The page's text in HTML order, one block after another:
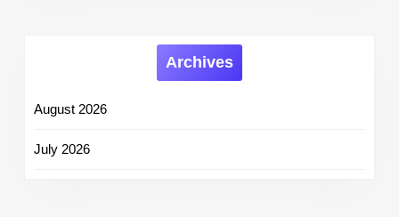
Archives
August 2026
July 2026